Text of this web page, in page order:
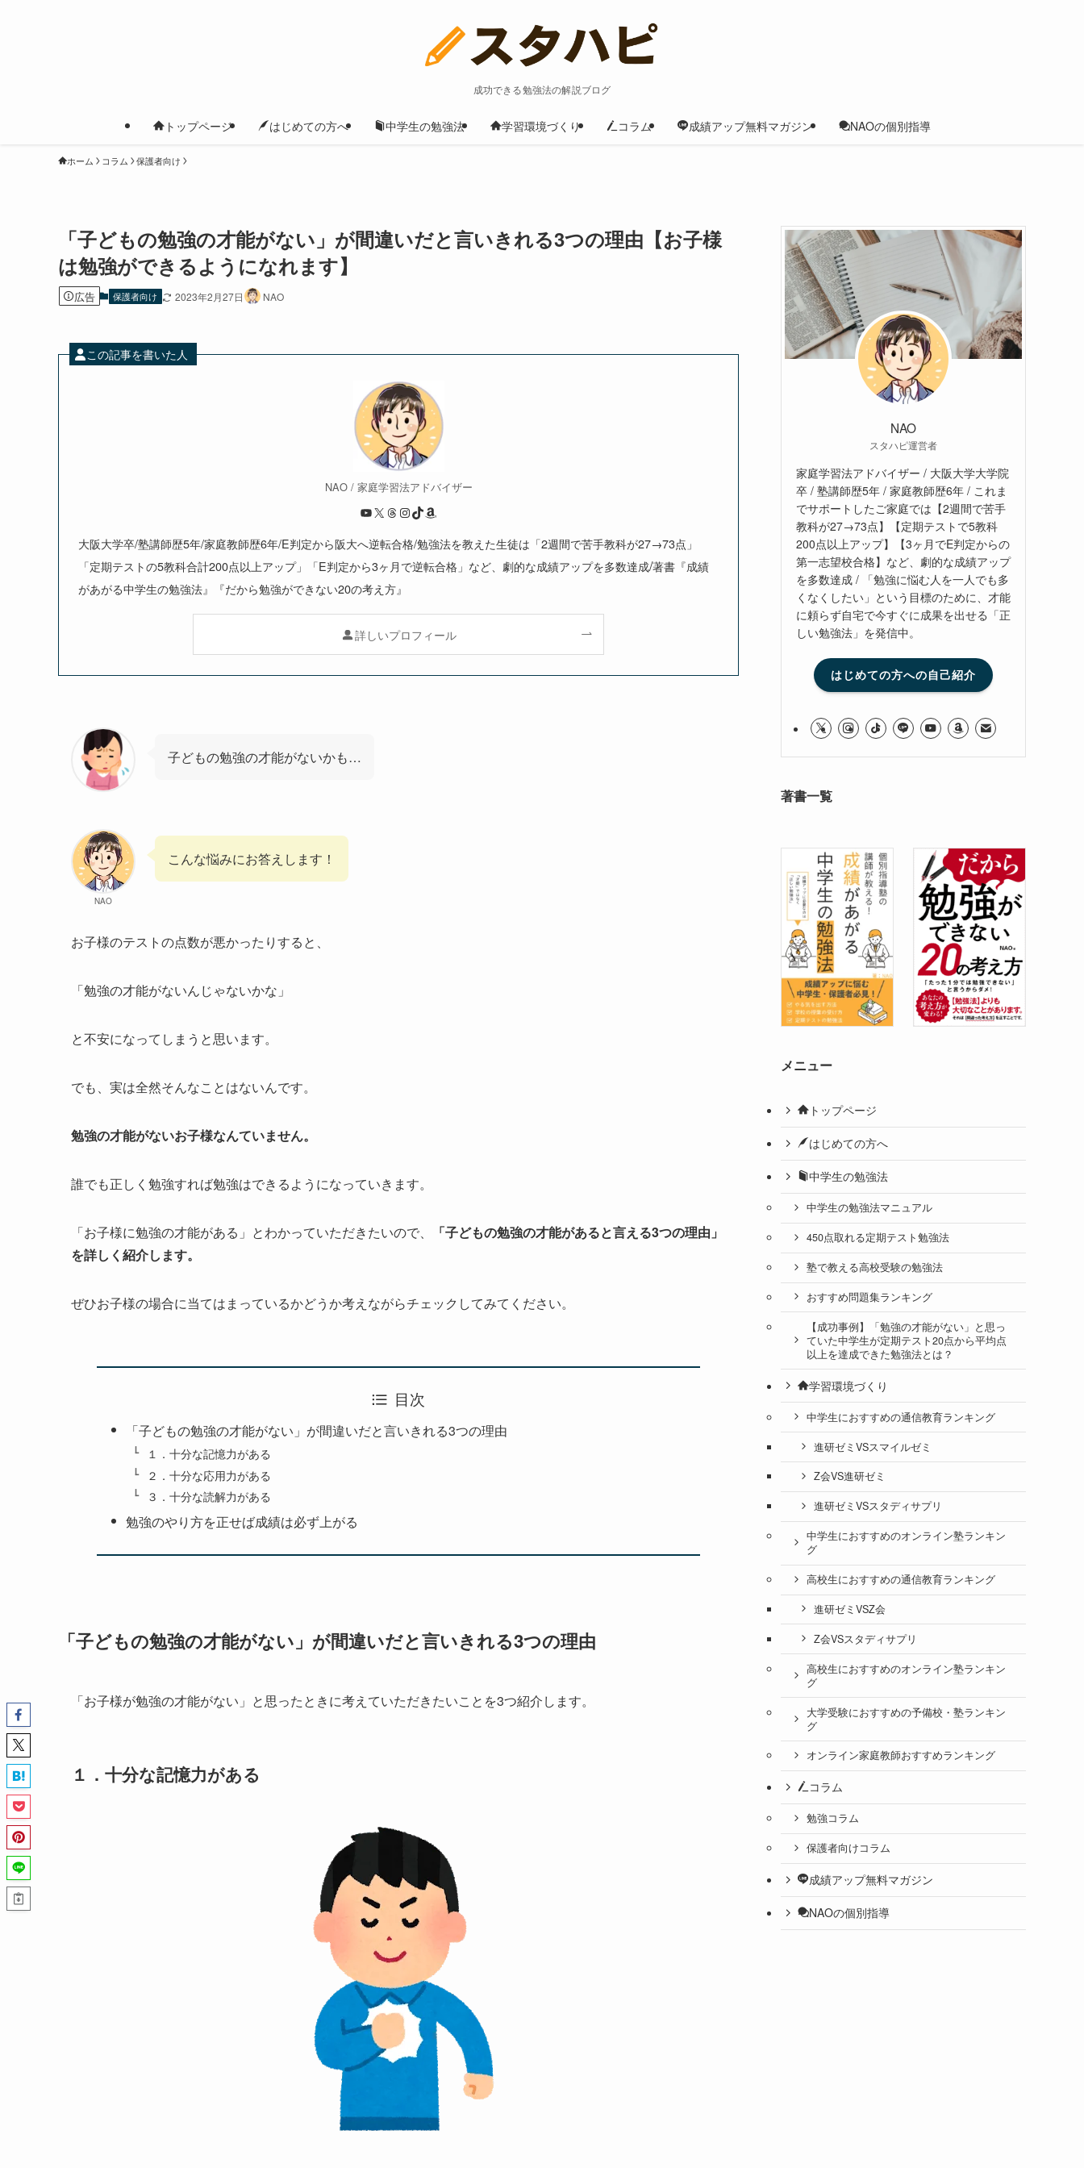
成功できる勉強法の解説ブログ
トップページ はじめての方へ 中学生の勉強法 学習環境づくり コラム 成績アップ無料マガジン NAOの個別指導
ホーム コラム 保護者向け
「子どもの勉強の才能がない」が間違いだと言いきれる3つの理由【お子様
は勉強ができるようになれます】
広告 保護者向け 2023年2月27日 NAO
この記事を書いた人
NAO / 家庭学習法アドバイザー
YouTube
X Threads
Instagram
TikTokAmazon
大阪大学卒/塾講師歴5年/家庭教師歴6年/E判定から阪大へ逆転合格/勉強法を教えた生徒は「2週間で苦手教科が27→73点」
「定期テストの5教科合計200点以上アップ」「E判定から3ヶ月で逆転合格」など、劇的な成績アップを多数達成/著書『成績
があがる中学生の勉強法』『だから勉強ができない20の考え方』
詳しいプロフィール
子どもの勉強の才能がないかも…
NAO
こんな悩みにお答えします！
お子様のテストの点数が悪かったりすると、
「勉強の才能がないんじゃないかな」
と不安になってしまうと思います。
でも、実は全然そんなことはないんです。
勉強の才能がないお子様なんていません。
誰でも正しく勉強すれば勉強はできるようになっていきます。
「お子様に勉強の才能がある」とわかっていただきたいので、
「子どもの勉強の才能があると言える3つの理由」
を詳しく紹介します。
ぜひお子様の場合に当てはまっているかどうか考えながらチェックしてみてください。
目次
「子どもの勉強の才能がない」が間違いだと言いきれる3つの理由
１．十分な記憶力がある
２．十分な応用力がある
３．十分な読解力がある
勉強のやり方を正せば成績は必ず上がる
「子どもの勉強の才能がない」が間違いだと言いきれる3つの理由
「お子様が勉強の才能がない」と思ったときに考えていただきたいことを3つ紹介します。
１．十分な記憶力がある
NAO
スタハピ運営者
家庭学習法アドバイザー / 大阪大学大学院
卒 / 塾講師歴5年 / 家庭教師歴6年 / これま
でサポートしたご家庭では【2週間で苦手
教科が27→73点】【定期テストで5教科
200点以上アップ】【3ヶ月でE判定からの
第一志望校合格】など、劇的な成績アップ
を多数達成 / 「勉強に悩む人を一人でも多
くなくしたい」という目標のために、才能
に頼らず自宅で今すぐに成果を出せる「正
しい勉強法」を発信中。
はじめての方への自己紹介
著書一覧
メニュー
トップページ
はじめての方へ
中学生の勉強法
中学生の勉強法マニュアル
450点取れる定期テスト勉強法
塾で教える高校受験の勉強法
おすすめ問題集ランキング
【成功事例】「勉強の才能がない」と思っ
ていた中学生が定期テスト20点から平均点
以上を達成できた勉強法とは？
学習環境づくり
中学生におすすめの通信教育ランキング
進研ゼミVSスマイルゼミ
Z会VS進研ゼミ
進研ゼミVSスタディサプリ
中学生におすすめのオンライン塾ランキン
グ
高校生におすすめの通信教育ランキング
進研ゼミVSZ会
Z会VSスタディサプリ
高校生におすすめのオンライン塾ランキン
グ
大学受験におすすめの予備校・塾ランキン
グ
オンライン家庭教師おすすめランキング
コラム
勉強コラム
保護者向けコラム
成績アップ無料マガジン
NAOの個別指導